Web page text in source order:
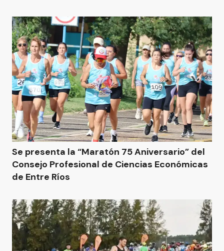
Se presenta la “Maratón 75 Aniversario” del
Consejo Profesional de Ciencias Económicas
de Entre Ríos